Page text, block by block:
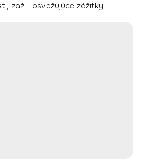
zažili osviežujúce zážitky.